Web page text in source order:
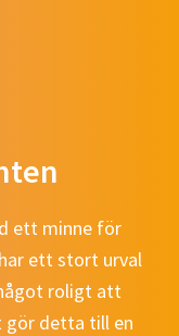
ett minne för
ett stort urval
roligt att
gör detta till en